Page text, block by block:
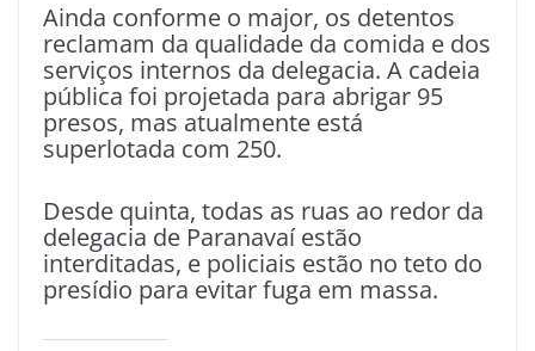
Ainda conforme o major, os detentos
reclamam da qualidade da comida e dos
serviços internos da delegacia. A cadeia
pública foi projetada para abrigar 95
presos, mas atualmente está
superlotada com 250.
Desde quinta, todas as ruas ao redor da
delegacia de Paranavaí estão
interditadas, e policiais estão no teto do
presídio para evitar fuga em massa.